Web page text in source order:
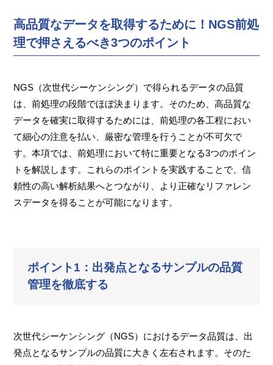
高品質なデータを取得するために！NGS前処
理で押さえるべき3つのポイント
NGS（次世代シーケンシング）で得られるデータの品質
は、前処理の段階でほぼ決まります。そのため、高品質な
データを確実に取得するためには、前処理の各工程におい
て細心の注意を払い、厳密な管理を行うことが不可欠で
す。本項では、前処理において特に重要となる3つのポイン
トを解説します。これらのポイントを実践することで、信
頼性の高い解析結果へとつながり、より正確なリファレン
スデータを得ることが可能になります。
ポイント1：出発点となるサンプルの品質
管理を徹底する
次世代シーケンシング（NGS）におけるデータ品質は、出
発点となるサンプルの品質に大きく左右されます。そのた